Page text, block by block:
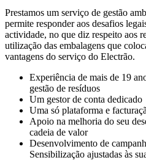
Prestamos um serviço de gestão
permite responder aos desafios
actividade, no que diz respeito aos
utilização das embalagens que
vantagens do serviço do Electrão.
Experiência de mais de 19
gestão de resíduos
Um gestor de conta dedicado
Uma só plataforma e
Apoio na melhoria do seu
cadeia de valor
Desenvolvimento de
Sensibilização ajustadas às